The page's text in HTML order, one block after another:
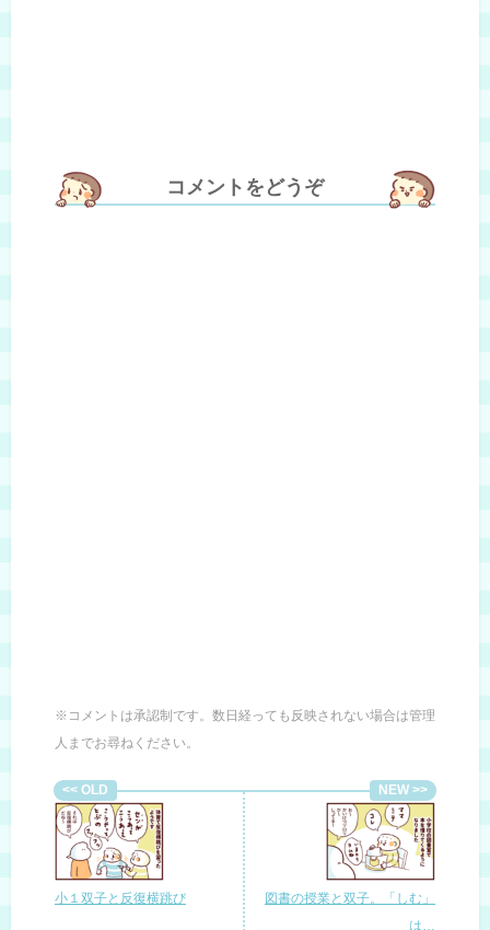
コメントをどうぞ
※コメントは承認制です。数日経っても反映されない場合は管理
人までお尋ねください。
小１双子と反復横跳び
図書の授業と双子。「しむ」
は…